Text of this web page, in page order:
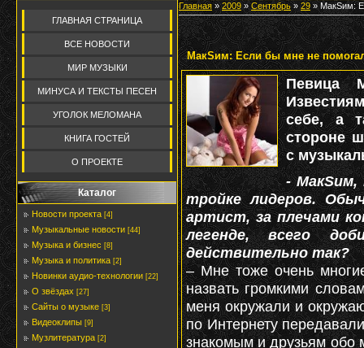
ГЛАВНАЯ СТРАНИЦА
ВСЕ НОВОСТИ
МИР МУЗЫКИ
МИНУСА И ТЕКСТЫ ПЕСЕН
УГОЛОК МЕЛОМАНА
КНИГА ГОСТЕЙ
О ПРОЕКТЕ
Каталог
Новости проекта [4]
Музыкальные новости [44]
Музыка и бизнес [8]
Музыка и политика [2]
Новинки аудио-технологии [22]
О звёздах [27]
Сайты о музыке [3]
Видеоклипы [9]
Музлитература [2]
Главная »2009 » Сентябрь » 29» МакSим:
МакSим: Если бы мне не
Певица
себе, а
стороне
с
- МакSим,
тройке лидеров.
артист, за плечами
легенде, всего
действительно так?
– Мне тоже очень
назвать громкими
меня окружали и
по Интернету
знакомым и друзьям обо